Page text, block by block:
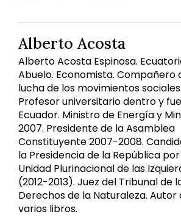
Alberto Acosta
Alberto Acosta Espinosa.
Abuelo. Economista. Compañero
lucha de los movimientos sociales.
Profesor universitario dentro y
Ecuador. Ministro de Energía y
2007. Presidente de la Asamblea
Constituyente 2007-2008.
la Presidencia de la República
Unidad Plurinacional de las
(2012-2013). Juez del Tribunal de
Derechos de la Naturaleza. Autor
varios libros.